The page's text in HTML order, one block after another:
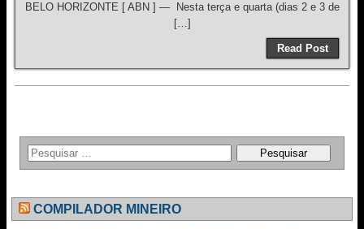
BELO HORIZONTE [ ABN ] — Nesta terça e quarta (dias 2 e 3 de
[…]
Read Post
COMPILADOR MINEIRO